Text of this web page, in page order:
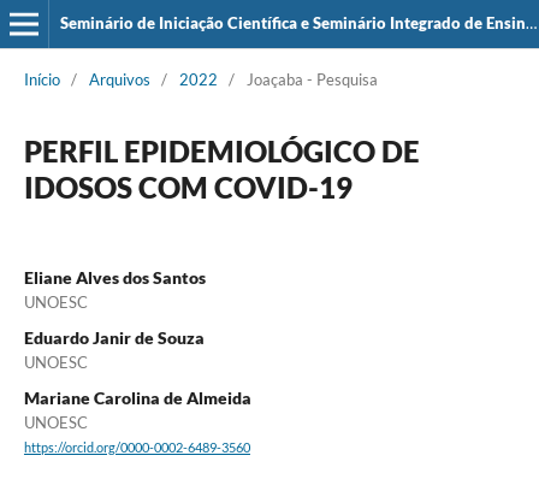
Seminário de Iniciação Científica e Seminário Integrado de Ensino, Pesquisa e Extensão (SIEPE)
Início / Arquivos / 2022 / Joaçaba - Pesquisa
PERFIL EPIDEMIOLÓGICO DE
IDOSOS COM COVID-19
Eliane Alves dos Santos
UNOESC
Eduardo Janir de Souza
UNOESC
Mariane Carolina de Almeida
UNOESC
https://orcid.org/0000-0002-6489-3560